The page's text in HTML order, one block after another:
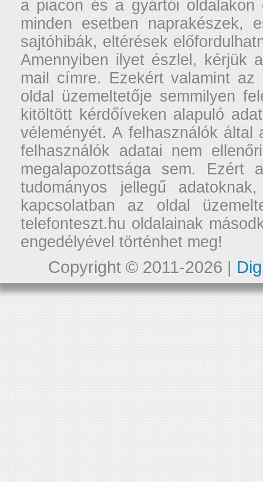
a piacon és a gyártói oldalakon
minden esetben naprakészek,
sajtóhibák, eltérések
Amennyiben ilyet észlel, kérjük
mail címre. Ezekért valamint
oldal üzemeltetője semmilyen
kitöltött kérdőíveken alapuló
véleményét. A felhasználók
felhasználók adatai nem
megalapozottsága sem. Ezért
tudományos jellegű
kapcsolatban az oldal
telefonteszt.hu oldalainak
engedélyével történhet meg!
Copyright © 2011-2026 |